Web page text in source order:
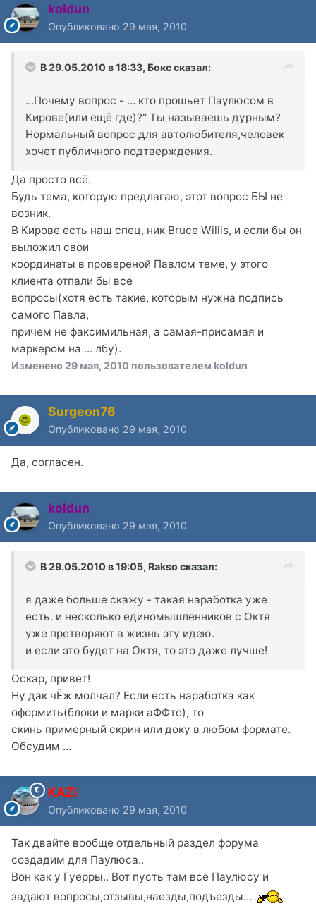
koldun
Опубликовано 29 мая, 2010
В 29.05.2010 в 18:33, Бокс сказал:
...Почему вопрос - ... кто прошьет Паулюсом в
Кирове(или ещё где)?" Ты называешь дурным?
Нормальный вопрос для автолюбителя,человек
хочет публичного подтверждения.
Да просто всё.
Будь тема, которую предлагаю, этот вопрос БЫ не
возник.
В Кирове есть наш спец, ник Bruce Willis, и если бы он
выложил свои
координаты в провереной Павлом теме, у этого
клиента отпали бы все
вопросы(хотя есть такие, которым нужна подпись
самого Павла,
причем не факсимильная, а самая-присамая и
маркером на ... лбу).
Изменено 29 мая, 2010 пользователем koldun
Surgeon76
Опубликовано 29 мая, 2010
Да, согласен.
koldun
Опубликовано 29 мая, 2010
В 29.05.2010 в 19:05, Rakso сказал:
я даже больше скажу - такая наработка уже
есть. и несколько единомышленников с Октя
уже претворяют в жизнь эту идею.
и если это будет на Октя, то это даже лучше!
Оскар, привет!
Ну дак чЁж молчал? Если есть наработка как
оформить(блоки и марки аФФто), то
скинь примерный скрин или доку в любом формате.
Обсудим ...
KAZi
Опубликовано 29 мая, 2010
Так двайте вообще отдельный раздел форума
создадим для Паулюса..
Вон как у Гуерры.. Вот пусть там все Паулюсу и
задают вопросы,отзывы,наезды,подъезды...